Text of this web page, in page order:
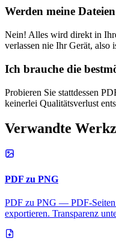
Werden meine
Nein! Alles wird direkt in
verlassen nie Ihr Gerät, also
Ich brauche die
Probieren Sie stattdessen
keinerlei Qualitätsverlust
Verwandte
PDF zu PNG
PDF zu PNG — PDF-
exportieren. Transparenz